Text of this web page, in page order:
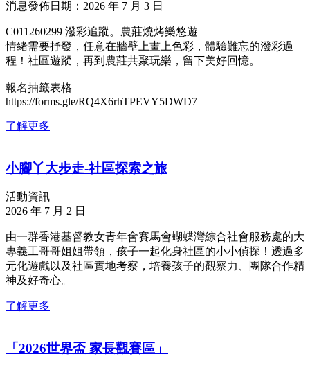
消息發佈日期：2026 年 7 月 3 日
C011260299 潑彩追蹤。農莊燒烤樂悠遊
情緒需要抒發，任意在牆壁上畫上色彩，體驗難忘的潑彩過
程！社區遊蹤，再到農莊共聚玩樂，留下美好回憶。
報名抽籤表格
https://forms.gle/RQ4X6rhTPEVY5DWD7
了解更多
小腳丫大步走-社區探索之旅
活動資訊
2026 年 7 月 2 日
由一群香港基督教女青年會賽馬會蝴蝶灣綜合社會服務處的大
專義工哥哥姐姐帶領，孩子一起化身社區的小小偵探！透過多
元化遊戲以及社區實地考察，培養孩子的觀察力、團隊合作精
神及好奇心。
了解更多
「2026世界盃 家長觀賽區」